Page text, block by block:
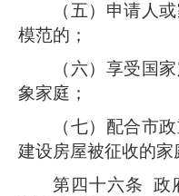
（五）申请人
模范的；
（六）享受国
象家庭；
（七）配合市
建设房屋被征收的家
第四十六条 政